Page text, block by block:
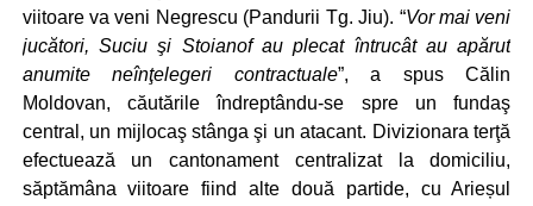
viitoare va veni Negrescu (Pandurii Tg. Jiu). “Vor mai veni
jucători, Suciu şi Stoianof au plecat întrucât au apărut
anumite neînţelegeri contractuale”, a spus Călin
Moldovan, căutările îndreptându-se spre un fundaş
central, un mijlocaş stânga şi un atacant. Divizionara terţă
efectuează un cantonament centralizat la domiciliu,
săptămâna viitoare fiind alte două partide, cu Arieșul